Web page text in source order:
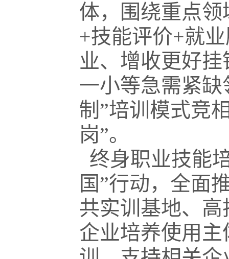
体，围绕重点
+技能评价+就
业、增收更好
一小等急需紧缺
制”培训模式竞
岗”。
终身职业技能
国”行动，全面
共实训基地、
企业培养使用